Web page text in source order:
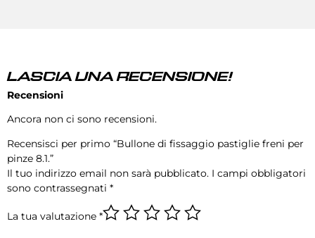
LASCIA UNA RECENSIONE!
Recensioni
Ancora non ci sono recensioni.
Recensisci per primo “Bullone di fissaggio pastiglie freni per
pinze 8.1.”
Il tuo indirizzo email non sarà pubblicato. I campi obbligatori
sono contrassegnati *
La tua valutazione *